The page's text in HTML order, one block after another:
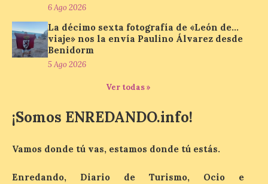
junto al control de firmas
Leaders Lounge, dos espacios exclusivos
para los ciclistas. El recorrido de La
Vuelta discurrirá junto a 17 […]
total del 12 de agosto.
Dónde alojarse y a qué
7 Ago 2026
6 Ago 2026
La décimo sexta fotografía de «León de…
viaje» nos la envía Paulino Álvarez desde
Benidorm
5 Ago 2026
Ver todas »
¡Somos ENREDANDO.info!
Vamos donde tú vas, estamos donde tú estás.
Enredando, Diario de Turismo, Ocio e